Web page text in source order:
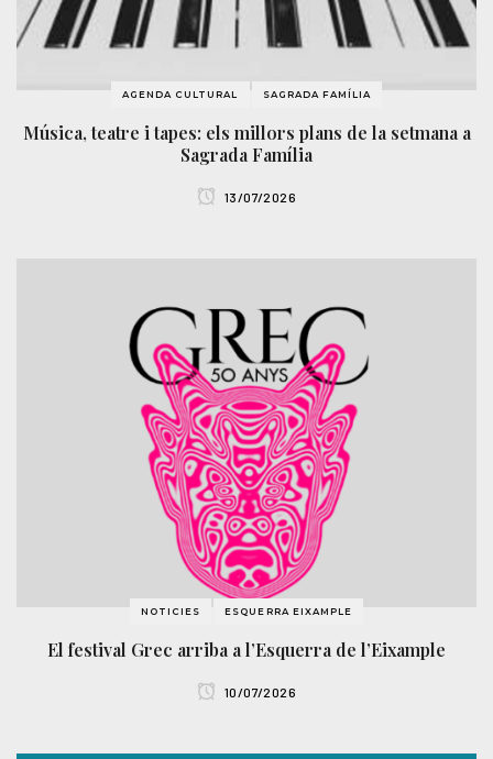
AGENDA CULTURAL SAGRADA FAMÍLIA
Música, teatre i tapes: els millors plans de la setmana a
Sagrada Família
13/07/2026
NOTICIES ESQUERRA EIXAMPLE
El festival Grec arriba a l’Esquerra de l’Eixample
10/07/2026